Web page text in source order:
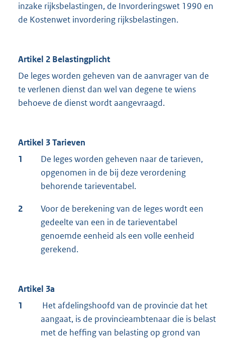
inzake rijksbelastingen, de Invorderingswet 1990 en
de Kostenwet invordering rijksbelastingen.
Artikel 2 Belastingplicht
De leges worden geheven van de aanvrager van de
te verlenen dienst dan wel van degene te wiens
behoeve de dienst wordt aangevraagd.
Artikel 3 Tarieven
1
De leges worden geheven naar de tarieven,
opgenomen in de bij deze verordening
behorende tarieventabel.
2
Voor de berekening van de leges wordt een
gedeelte van een in de tarieventabel
genoemde eenheid als een volle eenheid
gerekend.
Artikel 3a
1
Het afdelingshoofd van de provincie dat het
aangaat, is de provincieambtenaar die is belast
met de heffing van belasting op grond van